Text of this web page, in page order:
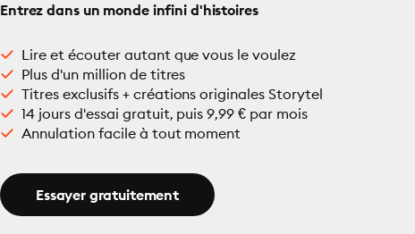
Entrez dans un monde infini d'histoires
Lire et écouter autant que vous le voulez
Plus d'un million de titres
Titres exclusifs + créations originales Storytel
14 jours d'essai gratuit, puis 9,99 € par mois
Annulation facile à tout moment
Essayer gratuitement